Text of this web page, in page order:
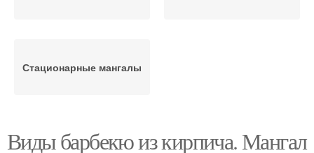
Стационарные мангалы
Виды барбекю из кирпича. Мангал